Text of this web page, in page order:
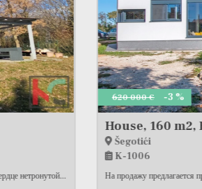
Sale, Šegotići
отдельно стоящий современный...